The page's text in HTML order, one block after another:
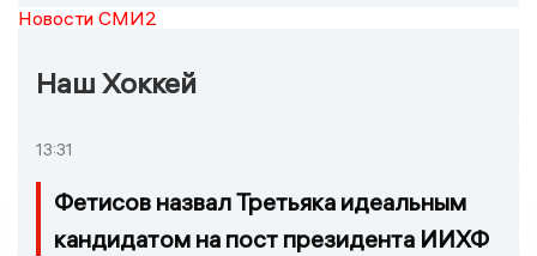
Новости СМИ2
Наш Хоккей
13:31
Фетисов назвал Третьяка идеальным
кандидатом на пост президента ИИХФ